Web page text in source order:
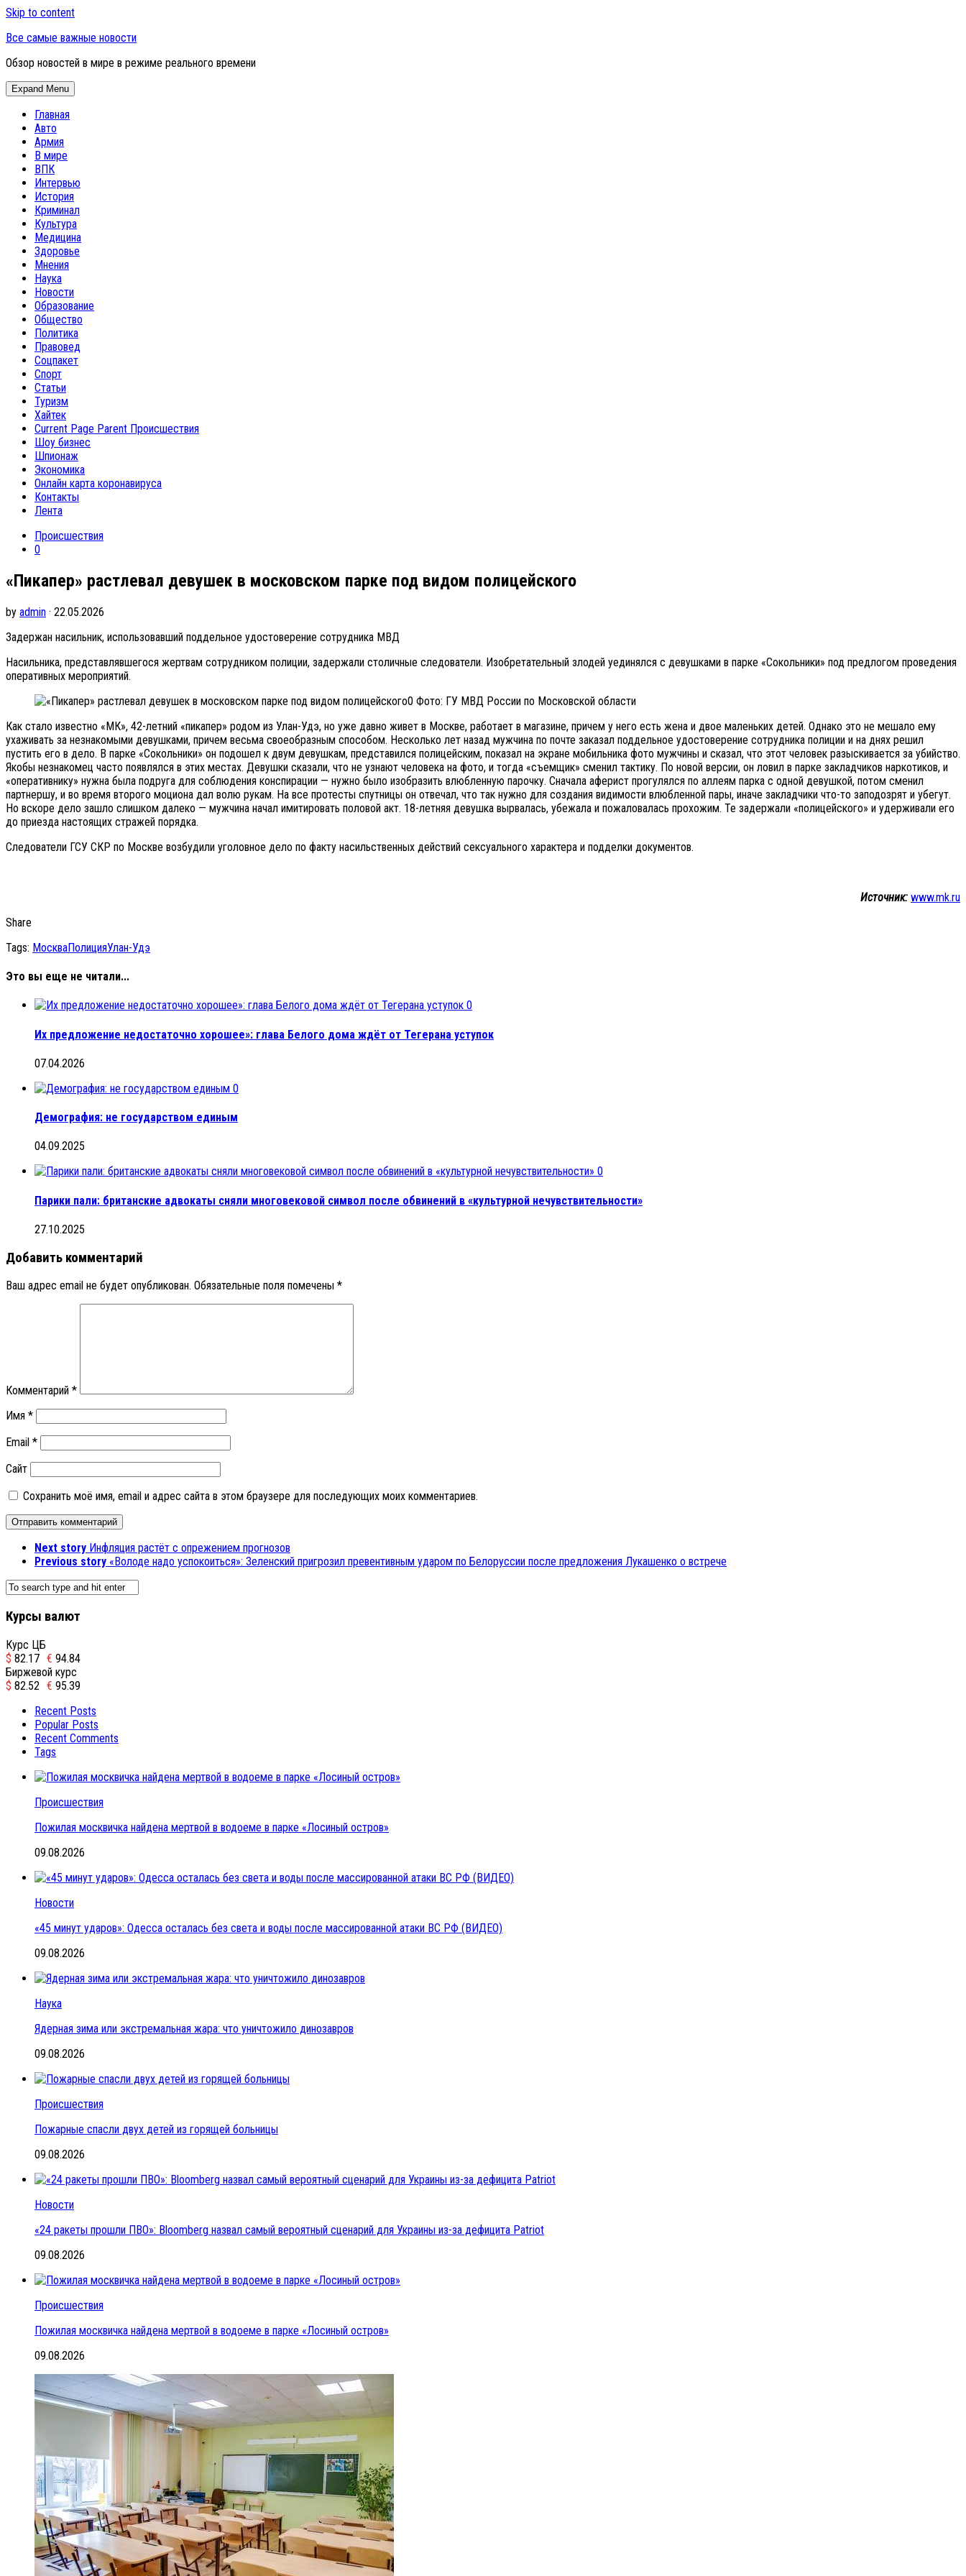
Skip to content
Все самые важные новости
Обзор новостей в мире в режиме реального времени
Expand Menu
Главная
Авто
Армия
В мире
ВПК
Интервью
История
Криминал
Культура
Медицина
Здоровье
Мнения
Наука
Новости
Образование
Общество
Политика
Правовед
Соцпакет
Спорт
Статьи
Туризм
Хайтек
Current Page Parent Происшествия
Шоу бизнес
Шпионаж
Экономика
Онлайн карта коронавируса
Контакты
Лента
Происшествия
0
«Пикапер» растлевал девушек в московском парке под видом полицейского
by admin · 22.05.2026
Задержан насильник, использовавший поддельное удостоверение сотрудника МВД
Насильника, представлявшегося жертвам сотрудником полиции, задержали столичные следователи. Изобретательный злодей уединялся с девушками в парке «Сокольники» под предлогом проведения
оперативных мероприятий.
Фото: ГУ МВД России по Московской области
Как стало известно «МК», 42-летний «пикапер» родом из Улан-Удэ, но уже давно живет в Москве, работает в магазине, причем у него есть жена и двое маленьких детей. Однако это не мешало ему
ухаживать за незнакомыми девушками, причем весьма своеобразным способом. Несколько лет назад мужчина по почте заказал поддельное удостоверение сотрудника полиции и на днях решил
пустить его в дело. В парке «Сокольники» он подошел к двум девушкам, представился полицейским, показал на экране мобильника фото мужчины и сказал, что этот человек разыскивается за убийство.
Якобы незнакомец часто появлялся в этих местах. Девушки сказали, что не узнают человека на фото, и тогда «съемщик» сменил тактику. По новой версии, он ловил в парке закладчиков наркотиков, и
«оперативнику» нужна была подруга для соблюдения конспирации — нужно было изобразить влюбленную парочку. Сначала аферист прогулялся по аллеям парка с одной девушкой, потом сменил
партнершу, и во время второго моциона дал волю рукам. На все протесты спутницы он отвечал, что так нужно для создания видимости влюбленной пары, иначе закладчики что-то заподозрят и убегут.
Но вскоре дело зашло слишком далеко — мужчина начал имитировать половой акт. 18-летняя девушка вырвалась, убежала и пожаловалась прохожим. Те задержали «полицейского» и удерживали его
до приезда настоящих стражей порядка.
Следователи ГСУ СКР по Москве возбудили уголовное дело по факту насильственных действий сексуального характера и подделки документов.
Источник: www.mk.ru
Share
Tags: МоскваПолицияУлан-Удэ
Это вы еще не читали...
0
Их предложение недостаточно хорошее»: глава Белого дома ждёт от Тегерана уступок
07.04.2026
0
Демография: не государством единым
04.09.2025
0
Парики пали: британские адвокаты сняли многовековой символ после обвинений в «культурной нечувствительности»
27.10.2025
Добавить комментарий
Ваш адрес email не будет опубликован. Обязательные поля помечены *
Комментарий *
Имя *
Email *
Сайт
Сохранить моё имя, email и адрес сайта в этом браузере для последующих моих комментариев.
Next story Инфляция растёт с опрежением прогнозов
Previous story «Володе надо успокоиться»: Зеленский пригрозил превентивным ударом по Белоруссии после предложения Лукашенко о встрече
Курсы валют
Курс ЦБ
$ 82.17 € 94.84
Биржевой курс
$ 82.52 € 95.39
Recent Posts
Popular Posts
Recent Comments
Tags
Происшествия
Пожилая москвичка найдена мертвой в водоеме в парке «Лосиный остров»
09.08.2026
Новости
«45 минут ударов»: Одесса осталась без света и воды после массированной атаки ВС РФ (ВИДЕО)
09.08.2026
Наука
Ядерная зима или экстремальная жара: что уничтожило динозавров
09.08.2026
Происшествия
Пожарные спасли двух детей из горящей больницы
09.08.2026
Новости
«24 ракеты прошли ПВО»: Bloomberg назвал самый вероятный сценарий для Украины из-за дефицита Patriot
09.08.2026
Происшествия
Пожилая москвичка найдена мертвой в водоеме в парке «Лосиный остров»
09.08.2026